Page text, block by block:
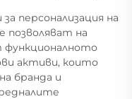
персонализация на
позволяват на
активи, които
бранда и